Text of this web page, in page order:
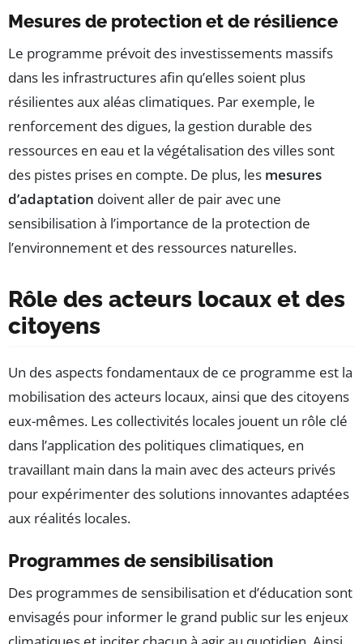
Mesures de protection et de résilience
Le programme prévoit des investissements massifs
dans les infrastructures afin qu’elles soient plus
résilientes aux aléas climatiques. Par exemple, le
renforcement des digues, la gestion durable des
ressources en eau et la végétalisation des villes sont
des pistes prises en compte. De plus, les mesures
d’adaptation doivent aller de pair avec une
sensibilisation à l’importance de la protection de
l’environnement et des ressources naturelles.
Rôle des acteurs locaux et des
citoyens
Un des aspects fondamentaux de ce programme est la
mobilisation des acteurs locaux, ainsi que des citoyens
eux-mêmes. Les collectivités locales jouent un rôle clé
dans l’application des politiques climatiques, en
travaillant main dans la main avec des acteurs privés
pour expérimenter des solutions innovantes adaptées
aux réalités locales.
Programmes de sensibilisation
Des programmes de sensibilisation et d’éducation sont
envisagés pour informer le grand public sur les enjeux